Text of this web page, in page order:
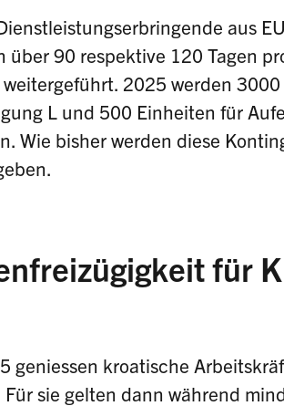
aus
über 90 respektive 120 Tagen
2025 werden
L und 500 Einheiten für
Wie bisher werden diese
für
geniessen kroatische
sie gelten dann während